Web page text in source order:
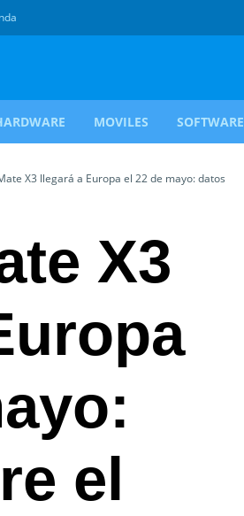
MOVILES SOFTWARE
X3 llegará a Europa el 22 de mayo: datos
X3
el